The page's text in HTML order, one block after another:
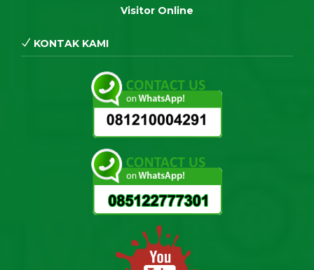
Visitor Online
KONTAK KAMI